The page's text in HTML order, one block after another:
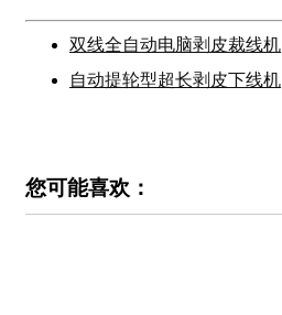
双线全自动电脑剥皮裁线机
自动提轮型超长剥皮下线机
您可能喜欢：